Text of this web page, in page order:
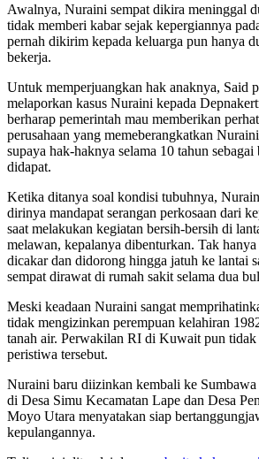
Awalnya, Nuraini sempat dikira meninggal
tidak memberi kabar sejak kepergiannya
pernah dikirim kepada keluarga pun hanya
bekerja.
Untuk memperjuangkan hak anaknya, Said
melaporkan kasus Nuraini kepada
berharap pemerintah mau memberikan
perusahaan yang memeberangkatkan
supaya hak-haknya selama 10 tahun
didapat.
Ketika ditanya soal kondisi tubuhnya,
dirinya mandapat serangan perkosaan dari
saat melakukan kegiatan bersih-bersih di
melawan, kepalanya dibenturkan. Tak
dicakar dan didorong hingga jatuh ke lantai
sempat dirawat di rumah sakit selama dua
Meski keadaan Nuraini sangat
tidak mengizinkan perempuan kelahiran
tanah air. Perwakilan RI di Kuwait pun
peristiwa tersebut.
Nuraini baru diizinkan kembali ke Sumbawa
di Desa Simu Kecamatan Lape dan Desa
Moyo Utara menyatakan siap
kepulangannya.